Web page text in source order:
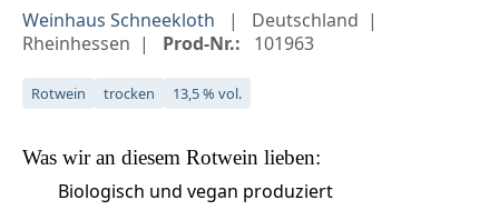
Weinhaus Schneekloth
Deutschland
Rheinhessen
Prod-Nr.: 101963
Rotwein trocken 13,5 % vol.
Was wir an diesem Rotwein lieben:
Biologisch und vegan produziert